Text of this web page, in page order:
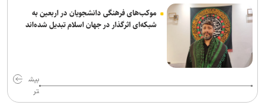
موکب‌های فرهنگی دانشجویان در اربعین به
شبکه‌ای اثرگذار در جهان اسلام تبدیل شده‌اند
بیش
تر